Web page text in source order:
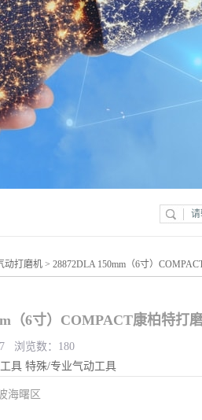
动打磨机 > 28872DLA 150mm（6寸）
（6寸）COMPACT康柏特打
浏览数：180
具 特殊/专业气动工具
海曙区